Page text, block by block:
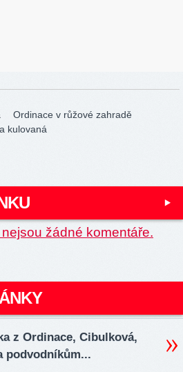
Ordinace v růžové zahradě
kulovaná
žádné komentáře.
z Ordinace, Cibulková,
podvodníkům...